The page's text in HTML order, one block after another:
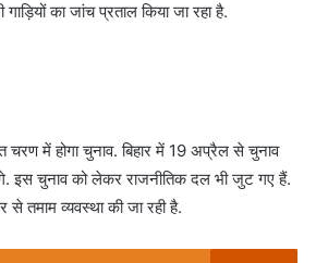
का जांच प्रताल किया जा रहा है.
में होगा चुनाव. बिहार में 19 अप्रैल से चुनाव
इस चुनाव को लेकर राजनीतिक दल भी जुट गए हैं.
तमाम व्यवस्था की जा रही है.